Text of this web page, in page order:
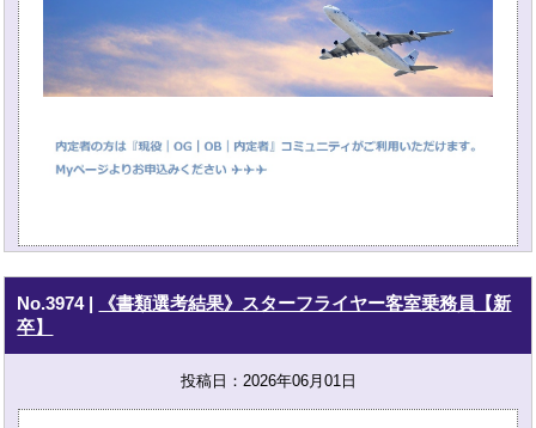
No.3974|
《書類選考結果》スターフライヤー客室乗務員【新
卒】
投稿日：2026年06月01日